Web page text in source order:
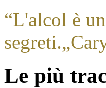
“L'alcol è
segreti.„
Le più